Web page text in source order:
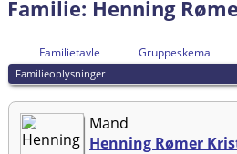
Familie: Henning
Familietavle Gruppeskema
Familieoplysninger
Mand
Henning Rømer